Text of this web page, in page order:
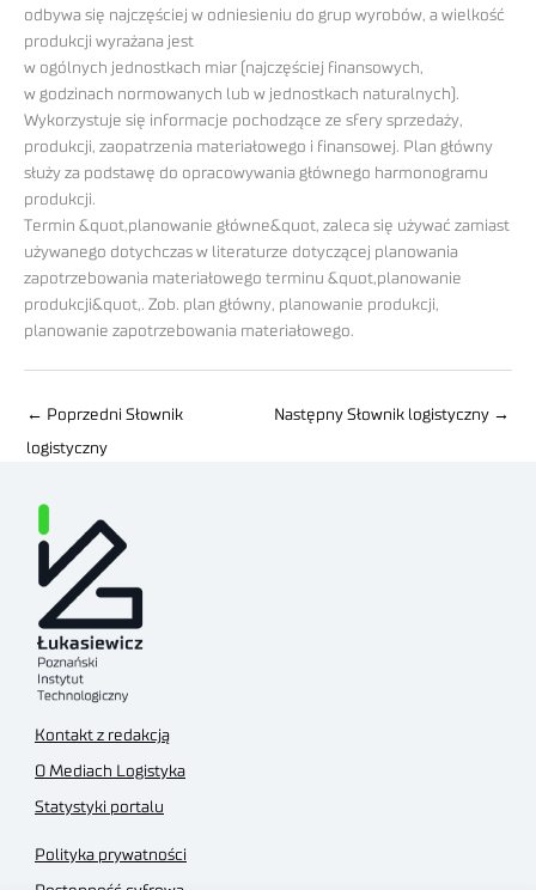
odbywa się najczęściej w odniesieniu do grup wyrobów, a wielkość
produkcji wyrażana jest
w ogólnych jednostkach miar (najczęściej finansowych,
w godzinach normowanych lub w jednostkach naturalnych).
Wykorzystuje się informacje pochodzące ze sfery sprzedaży,
produkcji, zaopatrzenia materiałowego i finansowej. Plan główny
służy za podstawę do opracowywania głównego harmonogramu
produkcji.
Termin &quot,planowanie główne&quot, zaleca się używać zamiast
używanego dotychczas w literaturze dotyczącej planowania
zapotrzebowania materiałowego terminu &quot,planowanie
produkcji&quot,. Zob. plan główny, planowanie produkcji,
planowanie zapotrzebowania materiałowego.
← Poprzedni Słownik
logistyczny
Następny Słownik logistyczny →
Kontakt z redakcją
O Mediach Logistyka
Statystyki portalu
Polityka prywatności